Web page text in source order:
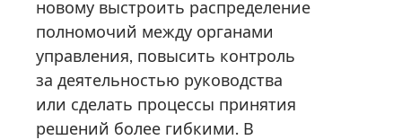
новому выстроить распределение
полномочий между органами
управления, повысить контроль
за деятельностью руководства
или сделать процессы принятия
решений более гибкими. В